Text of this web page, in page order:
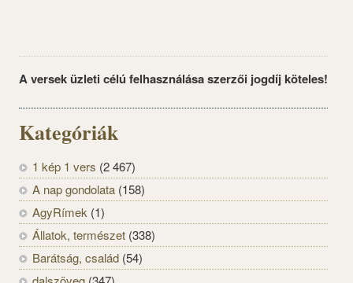
A versek üzleti célú felhasználása szerzői jogdíj köteles!
Kategóriák
1 kép 1 vers (2 467)
A nap gondolata (158)
AgyRímek (1)
Állatok, természet (338)
Barátság, család (54)